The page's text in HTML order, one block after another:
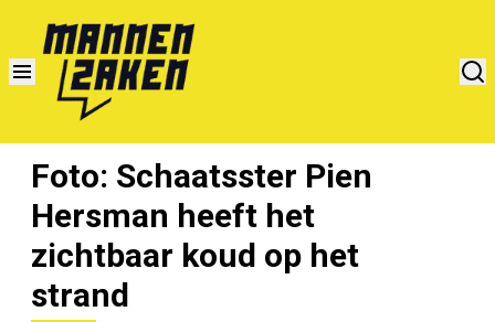
Foto: Schaatsster Pien
Hersman heeft het
zichtbaar koud op het
strand